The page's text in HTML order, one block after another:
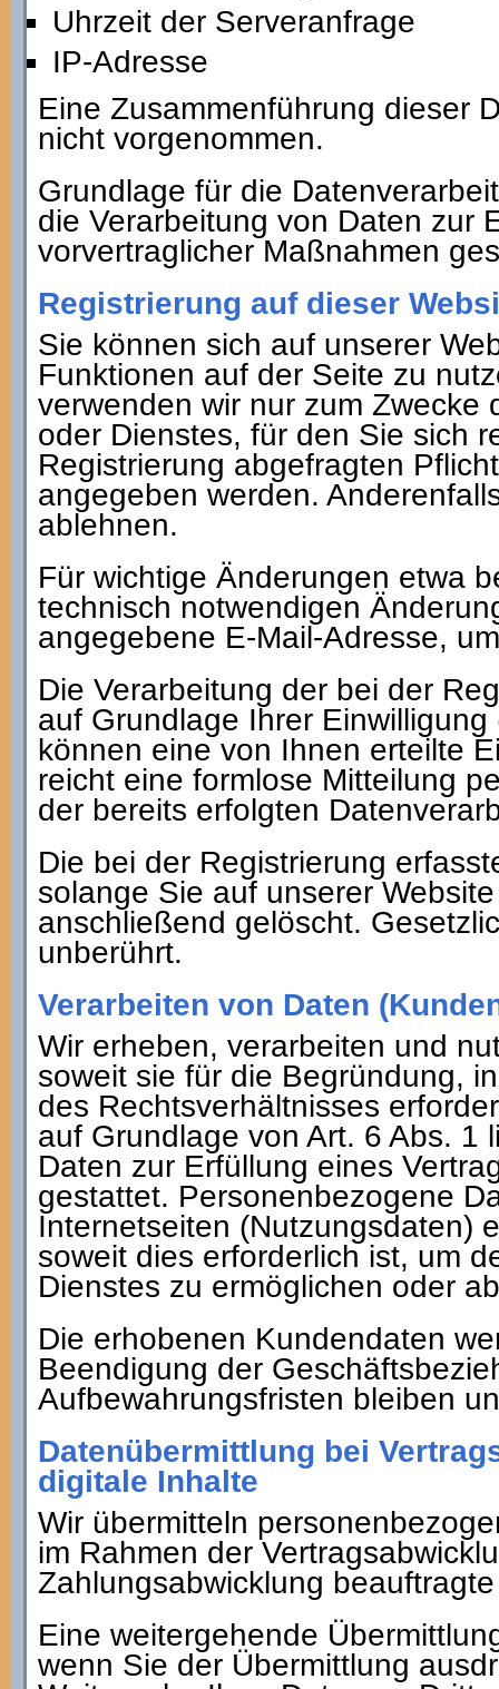
Uhrzeit der Serveranfrage
IP-Adresse
Eine Zusammenführung dieser
nicht vorgenommen.
Grundlage für die
die Verarbeitung von Daten zur
vorvertraglicher Maßnahmen
Registrierung auf dieser
Sie können sich auf unserer
Funktionen auf der Seite zu
verwenden wir nur zum Zwecke
oder Dienstes, für den Sie sich
Registrierung abgefragten
angegeben werden.
ablehnen.
Für wichtige Änderungen etwa
technisch notwendigen
angegebene E-Mail-Adresse,
Die Verarbeitung der bei der
auf Grundlage Ihrer
können eine von Ihnen erteilte
reicht eine formlose Mitteilung
der bereits erfolgten
Die bei der Registrierung
solange Sie auf unserer
anschließend gelöscht.
unberührt.
Verarbeiten von Daten
Wir erheben, verarbeiten und
soweit sie für die Begründung,
des Rechtsverhältnisses
auf Grundlage von Art. 6 Abs. 1
Daten zur Erfüllung eines
gestattet. Personenbezogene
Internetseiten (Nutzungsdaten)
soweit dies erforderlich ist, um
Dienstes zu ermöglichen oder
Die erhobenen Kundendaten
Beendigung der
Aufbewahrungsfristen bleiben
Datenübermittlung bei
digitale Inhalte
Wir übermitteln
im Rahmen der
Zahlungsabwicklung
Eine weitergehende
wenn Sie der Übermittlung